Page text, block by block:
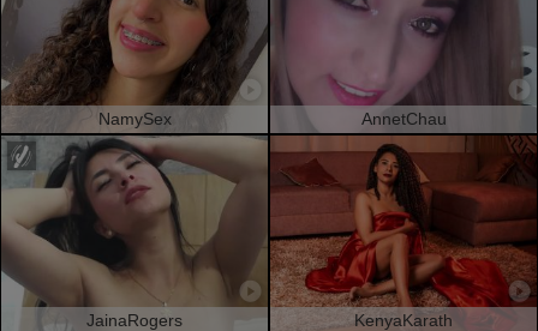
NamySex AnnetChau
JainaRogers KenyaKarath